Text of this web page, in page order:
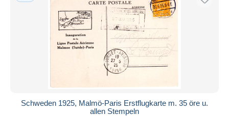
Schweden 1925, Malmö-Paris Erstflugkarte m. 35 öre u.
allen Stempeln